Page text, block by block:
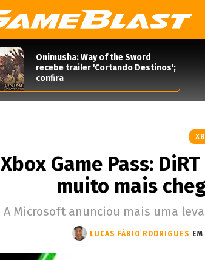
Onimusha: Way of the Sword
recebe trailer 'Cortando Destinos';
confira
Xbox Game Pass:
muito mais
A Microsoft anunciou mais uma
LUCAS FÁBIO RODRIGUES